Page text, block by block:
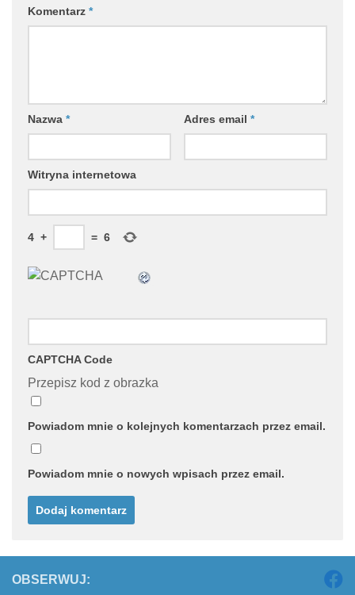
Komentarz *
Nazwa * Adres email *
Witryna internetowa
4 + = 6
CAPTCHA Code
Przepisz kod z obrazka
Powiadom mnie o kolejnych komentarzach przez email.
Powiadom mnie o nowych wpisach przez email.
OBSERWUJ: